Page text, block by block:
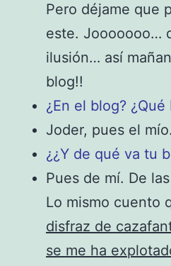
Pero déjame que
este. Jooooooo…
ilusión… así
blog!!
¿En el blog? ¿Qué
Joder, pues el
¿¿Y de qué va tu
Pues de mí. De
Lo mismo cuento
disfraz de
se me ha